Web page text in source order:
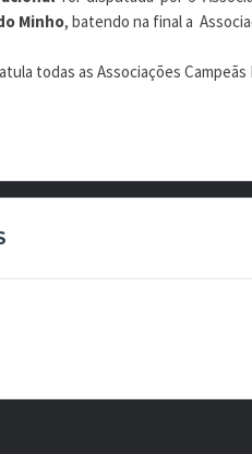
Minho, batendo na final a
todas as Associações